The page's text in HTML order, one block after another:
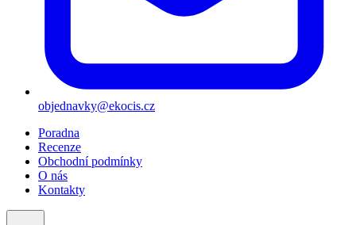
objednavky@ekocis.cz
Poradna
Recenze
Obchodní podmínky
O nás
Kontakty